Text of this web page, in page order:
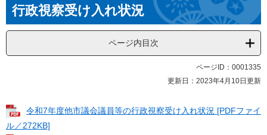
文行政視察受け入れ状況
ページ内目次
ページID：0001335
更新日：2023年4月10日更新
令和7年度他市議会議員等の行政視察受け入れ状況 [PDFファイ
ル／272KB]